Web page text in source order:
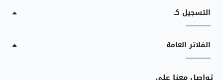
التسجيل كـ
الفلاتر العامة